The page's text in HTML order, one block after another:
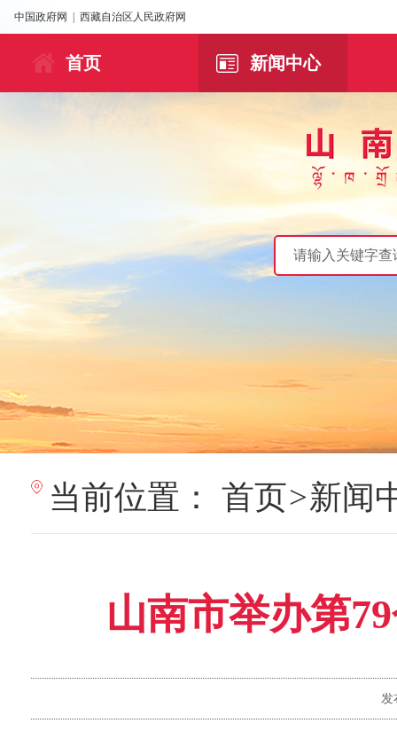
中国政府网 西藏自治区人民政府网
首页 新闻中心
当前位置： 首页>新闻
山南市举办第
发